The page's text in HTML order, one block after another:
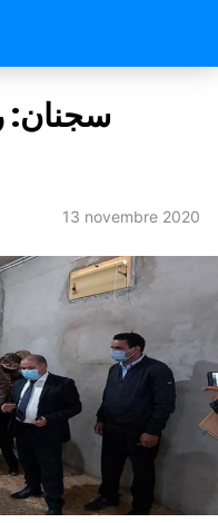
سجنان:
13 novembre 2020